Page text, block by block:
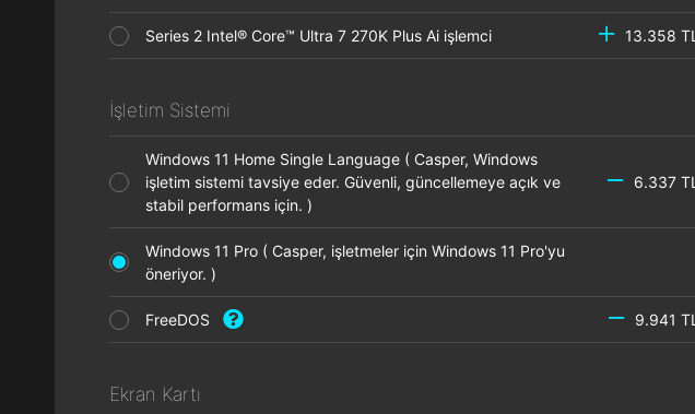
Series 2 Intel® Core™ Ultra 7 270K Plus Ai işlemci 13.358 TL
İşletim Sistemi
Windows 11 Home Single Language ( Casper, Windows
işletim sistemi tavsiye eder. Güvenli, güncellemeye açık ve
stabil performans için. )
6.337 TL
Windows 11 Pro ( Casper, işletmeler için Windows 11 Pro'yu
öneriyor. )
FreeDOS 9.941 TL
Ekran Kartı